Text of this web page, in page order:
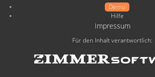
Demo
Hilfe
Impressum
Für den Inhalt verantwortlich: